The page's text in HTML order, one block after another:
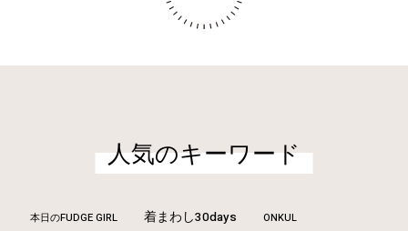
人気のキーワード
本日のFUDGE GIRL 着まわし30days ONKUL